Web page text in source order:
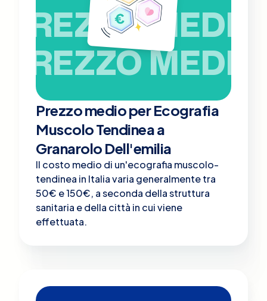
PREZZO MEDIO
PREZZO MEDIO
Prezzo medio per Ecografia
Muscolo Tendinea a
Granarolo Dell'emilia
Il costo medio di un'ecografia muscolo-
tendinea in Italia varia generalmente tra
50€ e 150€, a seconda della struttura
sanitaria e della città in cui viene
effettuata.